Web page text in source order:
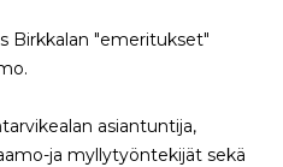
Birkkalan "emeritukset"
asiantuntija,
ja myllytyöntekijät sekä